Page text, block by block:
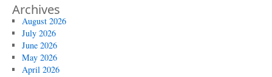
Archives
August 2026
July 2026
June 2026
May 2026
April 2026